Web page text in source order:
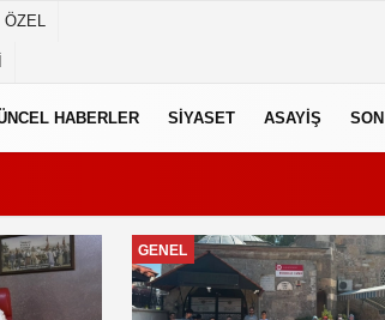
ÖZEL
HABERLER SIYASET ASAYIŞ
GENEL